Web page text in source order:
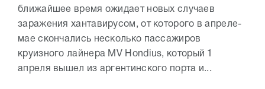
ближайшее время ожидает новых случаев
заражения хантавирусом, от которого в апреле-
мае скончались несколько пассажиров
круизного лайнера MV Hondius, который 1
апреля вышел из аргентинского порта и...